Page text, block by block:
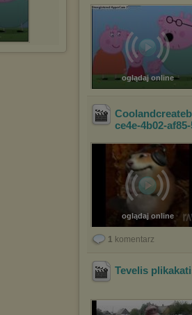
oglądaj online
ce4e-4b02-
oglądaj online
1 komentarz
Tevelis